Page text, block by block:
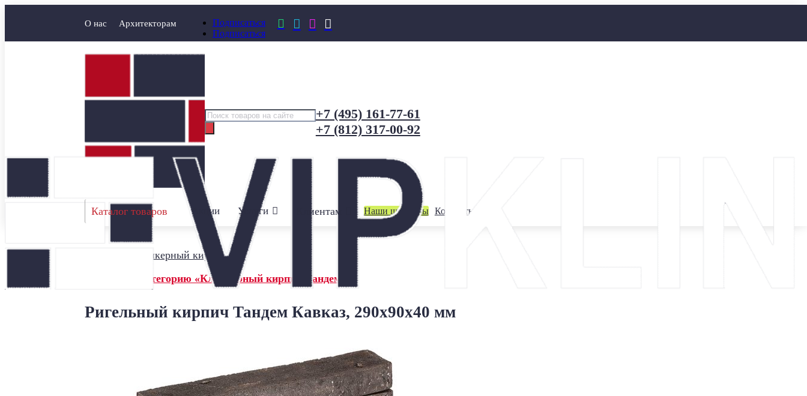
О нас Архитекторам
Подписаться
Подписаться
   
Поиск
товаров
+7 (495) 161-77-61
+7 (812) 317-00-92
Каталог товаров Акции Услуги Клиентам Наши шоурумы Контакты
Клинкерный кирпич/
← Назад в категорию «Клинкерный кирпич Тандем»
Ригельный кирпич Тандем Кавказ, 290x90x40 мм